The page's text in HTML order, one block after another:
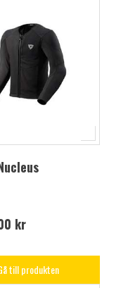
kr
till produkten